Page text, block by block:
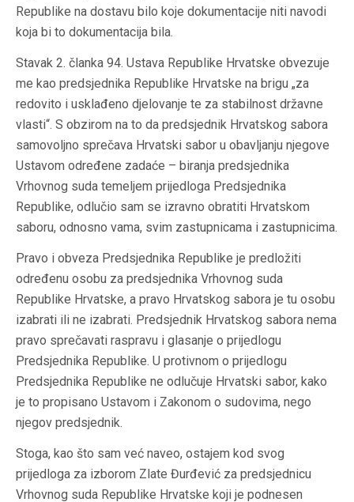
Republike na dostavu bilo koje dokumentacije niti navodi
koja bi to dokumentacija bila.
Stavak 2. članka 94. Ustava Republike Hrvatske obvezuje
me kao predsjednika Republike Hrvatske na brigu „za
redovito i usklađeno djelovanje te za stabilnost državne
vlasti“. S obzirom na to da predsjednik Hrvatskog sabora
samovoljno sprečava Hrvatski sabor u obavljanju njegove
Ustavom određene zadaće – biranja predsjednika
Vrhovnog suda temeljem prijedloga Predsjednika
Republike, odlučio sam se izravno obratiti Hrvatskom
saboru, odnosno vama, svim zastupnicama i zastupnicima.
Pravo i obveza Predsjednika Republike je predložiti
određenu osobu za predsjednika Vrhovnog suda
Republike Hrvatske, a pravo Hrvatskog sabora je tu osobu
izabrati ili ne izabrati. Predsjednik Hrvatskog sabora nema
pravo sprečavati raspravu i glasanje o prijedlogu
Predsjednika Republike. U protivnom o prijedlogu
Predsjednika Republike ne odlučuje Hrvatski sabor, kako
je to propisano Ustavom i Zakonom o sudovima, nego
njegov predsjednik.
Stoga, kao što sam već naveo, ostajem kod svog
prijedloga za izborom Zlate Đurđević za predsjednicu
Vrhovnog suda Republike Hrvatske koji je podnesen